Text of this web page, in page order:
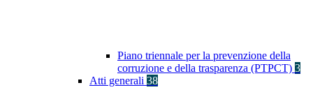
Piano triennale per la prevenzione della
corruzione e della trasparenza (PTPCT) 3
Atti generali 38